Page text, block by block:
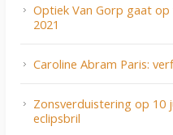
Optiek Van Gorp gaat
2021
Caroline Abram Paris:
Zonsverduistering op 10
eclipsbril